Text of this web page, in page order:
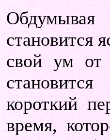
Обдумывая
становится
свой ум от
короткий
время,